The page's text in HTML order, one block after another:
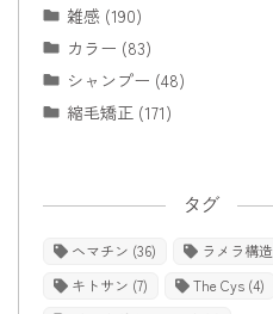
雑感 (190)
カラー (83)
シャンプー (48)
縮毛矯正 (171)
タグ
ヘマチン (36) ラメラ構造
キトサン (7) The Cys (4)